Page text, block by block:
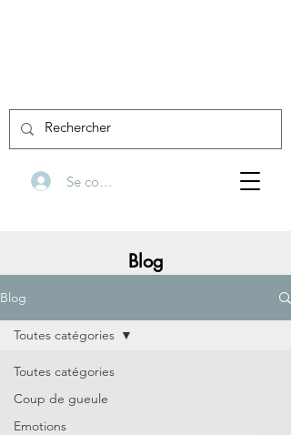
Se connecter
Blog
Blog
Toutes catégories
Coup de gueule
Emotions
Toutes catégories